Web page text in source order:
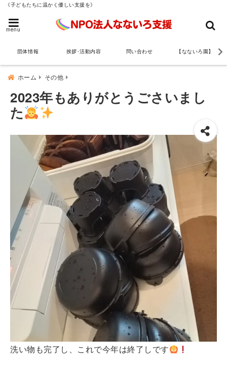
《子どもたちに温かく優しい支援を》
menu
団体情報 挨拶･活動内容 問い合わせ 【なないろ園】
ホーム その他
2023年もありがとうごさいまし
た
洗い物も完了し、これで今年は終了しです